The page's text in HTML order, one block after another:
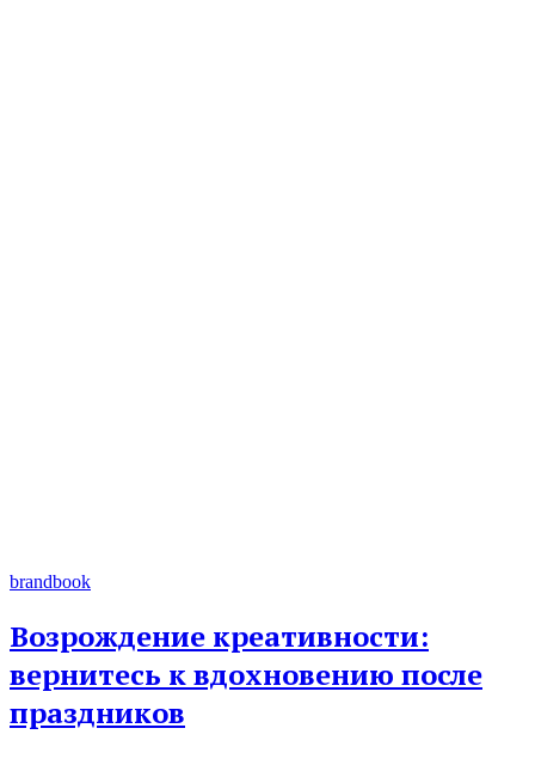
brandbook
Возрождение креативности:
вернитесь к вдохновению после
праздников